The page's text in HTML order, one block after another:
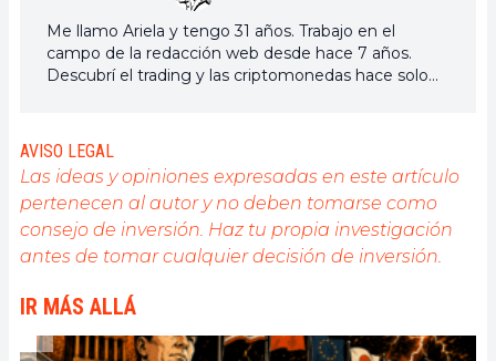
Me llamo Ariela y tengo 31 años. Trabajo en el
campo de la redacción web desde hace 7 años.
Descubrí el trading y las criptomonedas hace solo
permiten aprender más. Cantante en mi tiempo
libre, también cultivo una gran pasión por la música,
la lectura (¡y los animales!)
AVISO LEGAL
Las ideas y opiniones expresadas en este artículo
pertenecen al autor y no deben tomarse como
consejo de inversión. Haz tu propia investigación
antes de tomar cualquier decisión de inversión.
IR MÁS ALLÁ